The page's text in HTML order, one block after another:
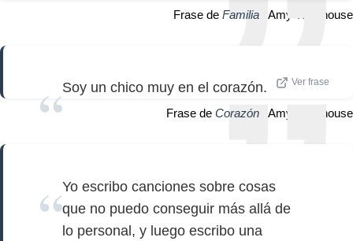
Frase de Familia | Amy Winehouse
Soy un chico muy en el corazón. Ver frase
Frase de Corazón | Amy Winehouse
Yo escribo canciones sobre cosas
que no puedo conseguir más allá de
lo personal, y luego escribo una